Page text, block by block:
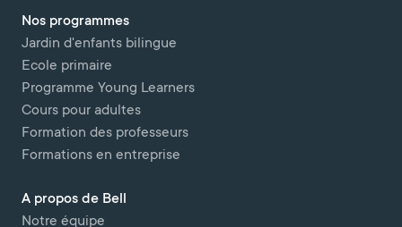
Nos programmes
Jardin d'enfants bilingue
Ecole primaire
Programme Young Learners
Cours pour adultes
Formation des professeurs
Formations en entreprise
A propos de Bell
Notre équipe